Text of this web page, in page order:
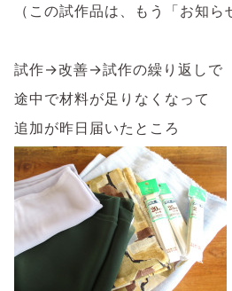
（この試作品は、もう「お知ら
試作→改善→試作の繰り返しで
途中で材料が足りなくなって
追加が昨日届いたところ